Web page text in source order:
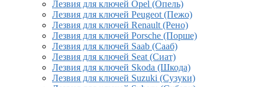
Лезвия для ключей Opel (Опель)
Лезвия для ключей Peugeot (Пежо)
Лезвия для ключей Renault (Рено)
Лезвия для ключей Porsche (Порше)
Лезвия для ключей Saab (Сааб)
Лезвия для ключей Seat (Сиат)
Лезвия для ключей Skoda (Шкода)
Лезвия для ключей Suzuki (Сузуки)